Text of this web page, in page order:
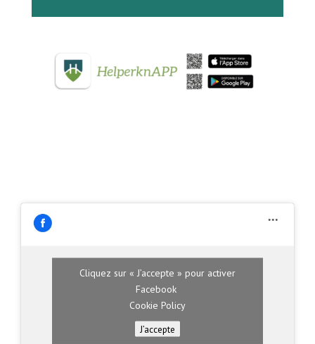
Cliquez sur « J’accepte » pour activer
Facebook
Cookie Policy
J’accepte